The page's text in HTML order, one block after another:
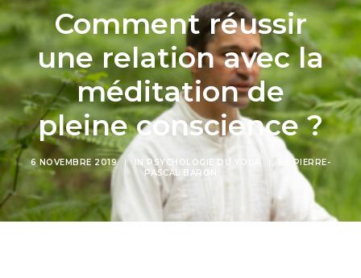
Formations
Stages
Cours
Ressources
Enseignants
Contact
Comment réussir
une relation avec la
méditation de
pleine conscience ?
6 NOVEMBRE 2019 | IN PSYCHOLOGIE DU YOGA
PIERRE-
PASCAL BARON